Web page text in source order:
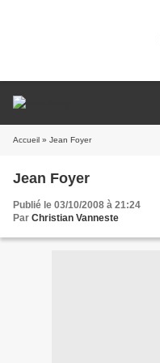
Accueil » Jean Foyer
Jean Foyer
Publié le 03/10/2008 à 21:24
Par Christian Vanneste